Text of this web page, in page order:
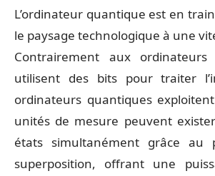
L’ordinateur quantique est en
le paysage technologique à une
Contrairement aux ordinateurs
utilisent des bits pour traiter
ordinateurs quantiques
unités de mesure peuvent
états simultanément grâce au
superposition, offrant une